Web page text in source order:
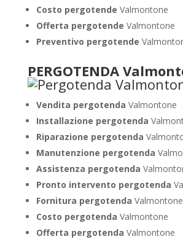
Costo pergotende Valmontone
Offerta pergotende Valmontone
Preventivo pergotende
PERGOTENDA
Vendita pergotenda Valmontone
Installazione pergotenda
Riparazione pergotenda
Manutenzione pergotenda
Assistenza pergotenda
Pronto intervento pergotenda
Fornitura pergotenda Valmontone
Costo pergotenda Valmontone
Offerta pergotenda Valmontone